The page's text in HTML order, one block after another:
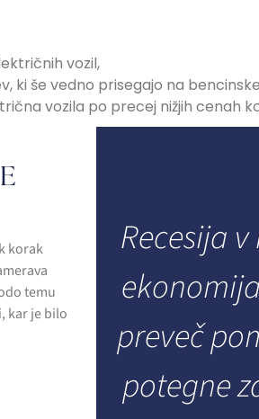
vozil,
ki še vedno prisegajo na
vozila po precej nižjih cenah
korak
temu
kar je bilo
Recesija
preveč
potegne